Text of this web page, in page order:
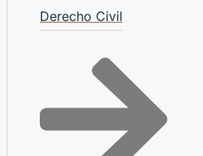
Derecho Civil